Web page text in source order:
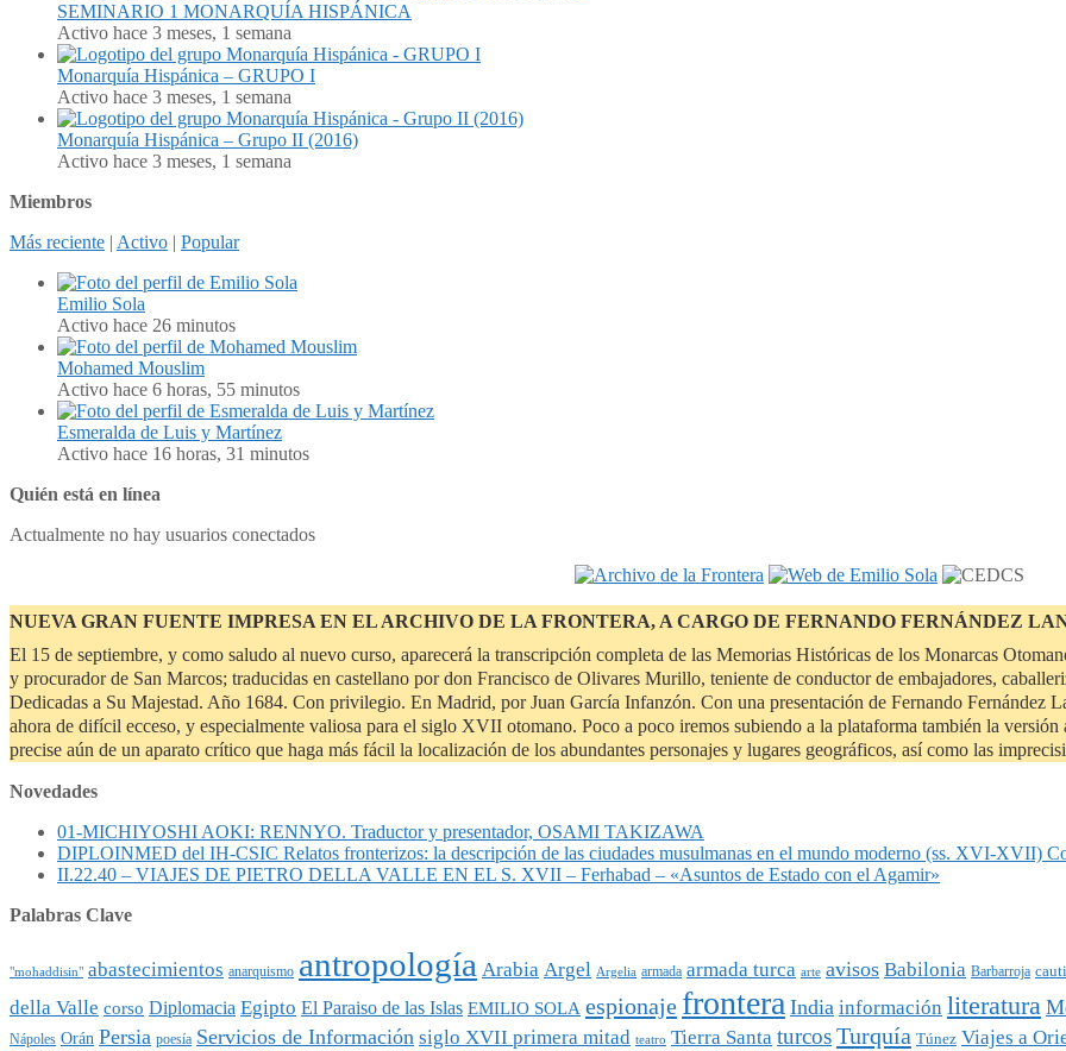
SEMINARIO 1 MONARQUÍA HISPÁNICA
Activo hace 3 meses, 1 semana
Monarquía Hispánica – GRUPO I
Activo hace 3 meses, 1 semana
Monarquía Hispánica – Grupo II (2016)
Activo hace 3 meses, 1 semana
Miembros
Más reciente | Activo | Popular
Emilio Sola
Activo hace 26 minutos
Mohamed Mouslim
Activo hace 6 horas, 55 minutos
Esmeralda de Luis y Martínez
Activo hace 16 horas, 31 minutos
Quién está en línea
Actualmente no hay usuarios conectados
NUEVA GRAN FUENTE IMPRESA EN EL ARCHIVO DE LA FRONTERA, A CARGO DE FERNANDO FERNÁNDEZ
El 15 de septiembre, y como saludo al nuevo curso, aparecerá la transcripción completa de las Memorias Históricas de los Monarcas
y procurador de San Marcos; traducidas en castellano por don Francisco de Olivares Murillo, teniente de conductor de embajadores,
Dedicadas a Su Majestad. Año 1684. Con privilegio. En Madrid, por Juan García Infanzón. Con una presentación de Fernando Fernández
ahora de difícil ecceso, y especialmente valiosa para el siglo XVII otomano. Poco a poco iremos subiendo a la plataforma también la
precise aún de un aparato crítico que haga más fácil la localización de los abundantes personajes y lugares geográficos, así como las
Novedades
01-MICHIYOSHI AOKI: RENNYO. Traductor y presentador, OSAMI TAKIZAWA
DIPLOINMED del IH-CSIC Relatos fronterizos: la descripción de las ciudades musulmanas en el mundo moderno (ss. XVI-XVII)
II.22.40 – VIAJES DE PIETRO DELLA VALLE EN EL S. XVII – Ferhabad – «Asuntos de Estado con el Agamir»
Palabras Clave
"mohaddisin" abastecimientos anarquismo antropología Arabia Argel Argelia armada armada turca arte avisos Babilonia Barbarroja
della Valle corso Diplomacia Egipto El Paraiso de las Islas EMILIO SOLA espionaje frontera India información literatura
Nápoles Orán Persia poesía Servicios de Información siglo XVII primera mitad teatro Tierra Santa turcosTurquía Túnez Viajes a